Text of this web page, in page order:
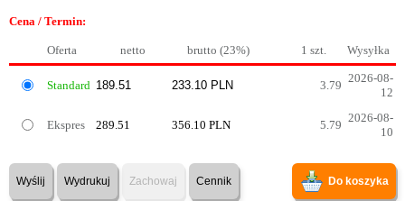
Cena / Termin:
Oferta netto brutto (23%) 1 szt. Wysyłka
Standard 3.79
2026-08-
12
Ekspres 289.51 356.10 PLN 5.79
2026-08-
10
Wyślij Wydrukuj Zachowaj Cennik Do koszyka